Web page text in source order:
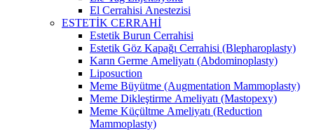
El Cerrahisi Anestezisi
ESTETİK CERRAHİ
Estetik Burun Cerrahisi
Estetik Göz Kapağı Cerrahisi (Blepharoplasty)
Karın Germe Ameliyatı (Abdominoplasty)
Liposuction
Meme Büyütme (Augmentation Mammoplasty)
Meme Dikleştirme Ameliyatı (Mastopexy)
Meme Küçültme Ameliyatı (Reduction
Mammoplasty)